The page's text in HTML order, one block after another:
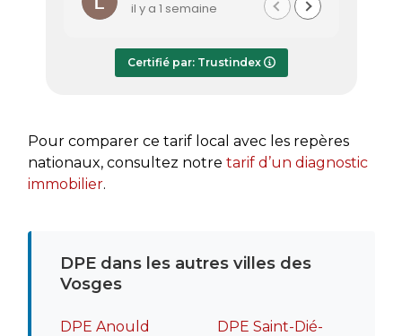
il y a 1 semaine
Certifié par: Trustindex
Pour comparer ce tarif local avec les repères
nationaux, consultez notre tarif d’un diagnostic
immobilier.
DPE dans les autres villes des
Vosges
DPE Anould
DPE Saint-Dié-